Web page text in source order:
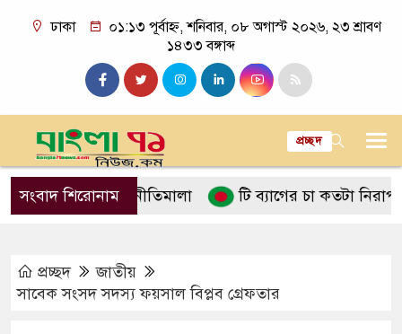
ঢাকা
০১:১৩ পূর্বাহ্ন, শনিবার, ০৮ অগাস্ট ২০২৬, ২৩ শ্রাবণ
১৪৩৩ বঙ্গাব্দ
প্রচ্ছদ
সংবাদ শিরোনাম
ইসলামের নীতিমালা টি ব্যাগের চা কতটা নিরাপদ
প্রচ্ছদ
জাতীয়
সাবেক সংসদ সদস্য ফয়সাল বিপ্লব গ্রেফতার